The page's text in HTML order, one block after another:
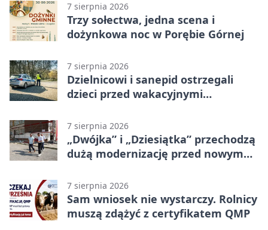
7 sierpnia 2026
Trzy sołectwa, jedna scena i
dożynkowa noc w Porębie Górnej
7 sierpnia 2026
Dzielnicowi i sanepid ostrzegali
dzieci przed wakacyjnymi
7 sierpnia 2026
„Dwójka” i „Dziesiątka” przechodzą
dużą modernizację przed nowym
7 sierpnia 2026
Sam wniosek nie wystarczy. Rolnicy
muszą zdążyć z certyfikatem QMP